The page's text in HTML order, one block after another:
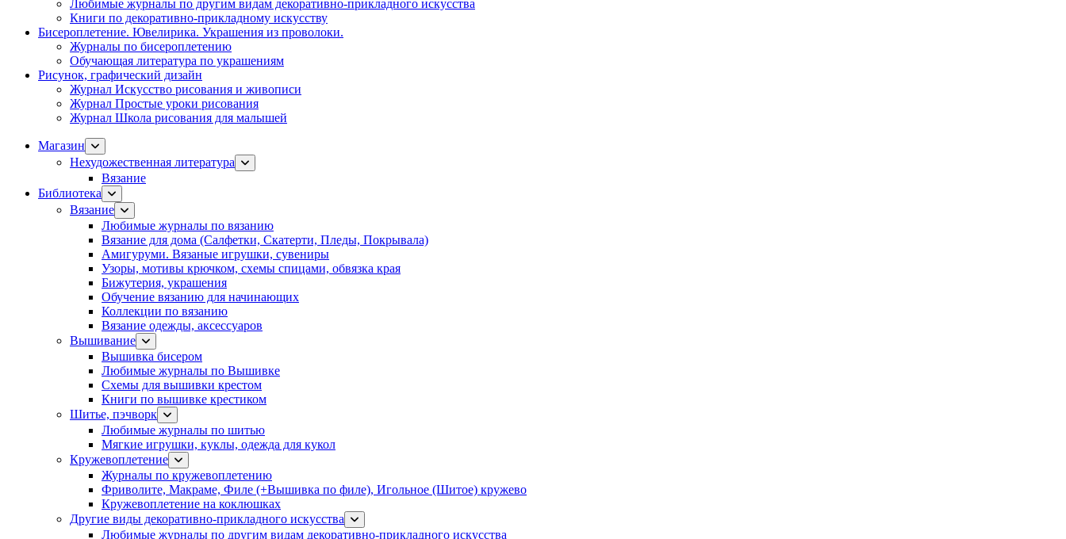
Любимые журналы по другим видам декоративно-прикладного искусства
Книги по декоративно-прикладному искусству
Бисероплетение. Ювелирика. Украшения из проволоки.
Журналы по бисероплетению
Обучающая литература по украшениям
Рисунок, графический дизайн
Журнал Искусство рисования и живописи
Журнал Простые уроки рисования
Журнал Школа рисования для малышей
Магазин
Нехудожественная литература
Вязание
Библиотека
Вязание
Любимые журналы по вязанию
Вязание для дома (Салфетки, Скатерти, Пледы, Покрывала)
Амигуруми. Вязаные игрушки, сувениры
Узоры, мотивы крючком, схемы спицами, обвязка края
Бижутерия, украшения
Обучение вязанию для начинающих
Коллекции по вязанию
Вязание одежды, аксессуаров
Вышивание
Вышивка бисером
Любимые журналы по Вышивке
Схемы для вышивки крестом
Книги по вышивке крестиком
Шитье, пэчворк
Любимые журналы по шитью
Мягкие игрушки, куклы, одежда для кукол
Кружевоплетение
Журналы по кружевоплетению
Фриволите, Макраме, Филе (+Вышивка по филе), Игольное (Шитое) кружево
Кружевоплетение на коклюшках
Другие виды декоративно-прикладного искусства
Любимые журналы по другим видам декоративно-прикладного искусства